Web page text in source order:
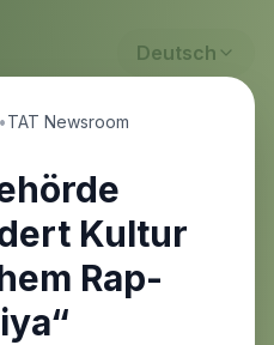
Deutsch
•TAT Newsroom
Kultur
Rap-